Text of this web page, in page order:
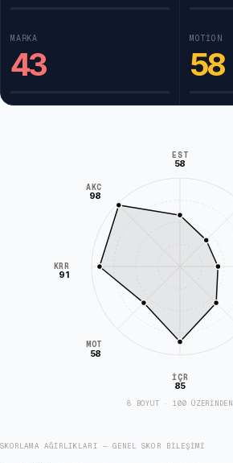
MARKA
43
MOTION
58
EST
58
İÇR
85
MOT
58
KRR
91
AKC
98
8 BOYUT · 100 ÜZERİNDEN
SKORLAMA AĞIRLIKLARI — GENEL SKOR BILEŞIMI